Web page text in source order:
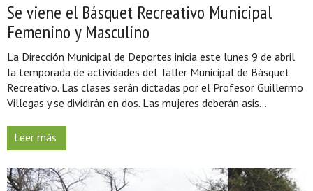
Se viene el Básquet Recreativo Municipal
Femenino y Masculino
La Dirección Municipal de Deportes inicia este lunes 9 de abril
la temporada de actividades del Taller Municipal de Básquet
Recreativo. Las clases serán dictadas por el Profesor Guillermo
Villegas y se dividirán en dos. Las mujeres deberán asis...
Leer más